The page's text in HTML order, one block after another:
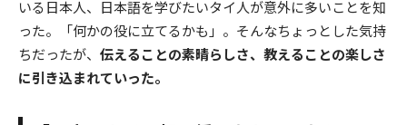
いる日本人、日本語を学びたいタイ人が意外に多いことを知
った。「何かの役に立てるかも」。そんなちょっとした気持
ちだったが、 伝えることの素晴らしさ、教えることの楽しさ
に引き込まれていった。